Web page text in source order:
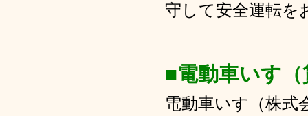
守して安全運転を
■電動車いす（
電動車いす（株式